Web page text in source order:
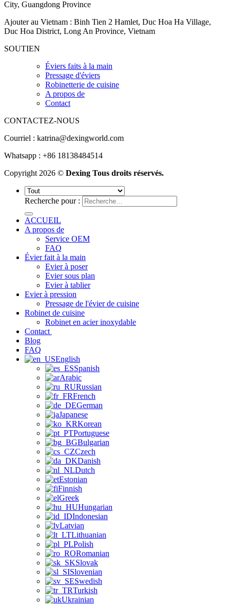
City, Guangdong Province
Ajouter au Vietnam : Binh Tien 2 Hamlet, Duc Hoa Ha Village,
Duc Hoa District, Long An Province, Vietnam
SOUTIEN
Éviers faits à la main
Pressage d'éviers
Robinetterie de cuisine
A propos de
Contact
CONTACTEZ-NOUS
Courriel : katrina@dexingworld.com
Whatsapp : +86 18138484514
Copyright 2026 © Dexing Tous droits réservés.
Recherche pour :
ACCUEIL
A propos de
Service OEM
FAQ
Évier fait à la main
Evier à poser
Evier sous plan
Evier à tablier
Evier à pression
Pressage de l'évier de cuisine
Robinet de cuisine
Robinet en acier inoxydable
Contact
Blog
FAQ
English
Spanish
Arabic
Russian
French
German
Japanese
Korean
Portuguese
Bulgarian
Czech
Danish
Dutch
Estonian
Finnish
Greek
Hungarian
Indonesian
Latvian
Lithuanian
Polish
Romanian
Slovak
Slovenian
Swedish
Turkish
Ukrainian